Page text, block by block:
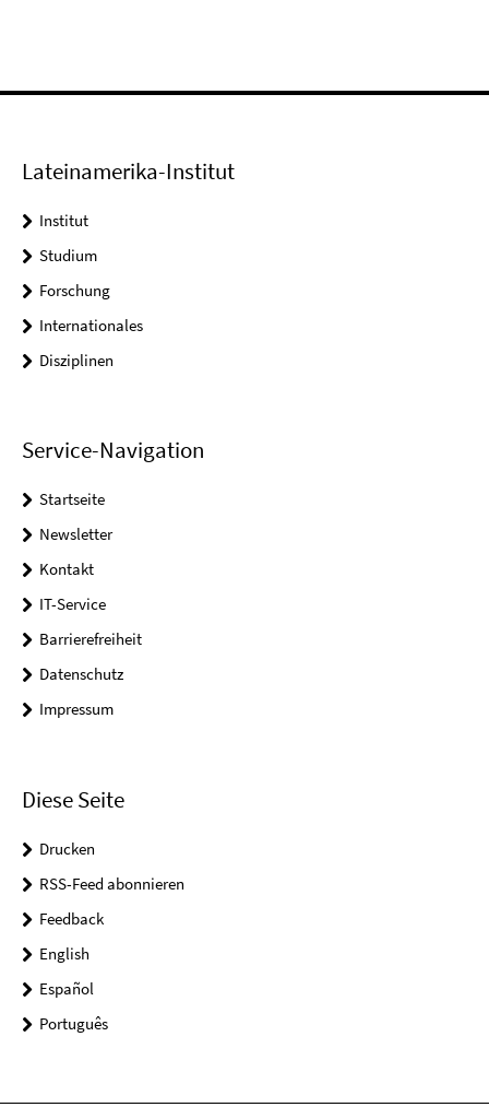
Lateinamerika-Institut
Institut
Studium
Forschung
Internationales
Disziplinen
Service-Navigation
Startseite
Newsletter
Kontakt
IT-Service
Barrierefreiheit
Datenschutz
Impressum
Diese Seite
Drucken
RSS-Feed abonnieren
Feedback
English
Español
Português